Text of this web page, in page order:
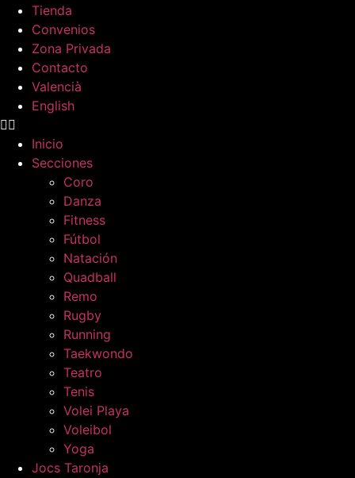
Tienda
Convenios
Zona Privada
Contacto
Valencià
English
Inicio
Secciones
Coro
Danza
Fitness
Fútbol
Natación
Quadball
Remo
Rugby
Running
Taekwondo
Teatro
Tenis
Volei Playa
Voleibol
Yoga
Jocs Taronja